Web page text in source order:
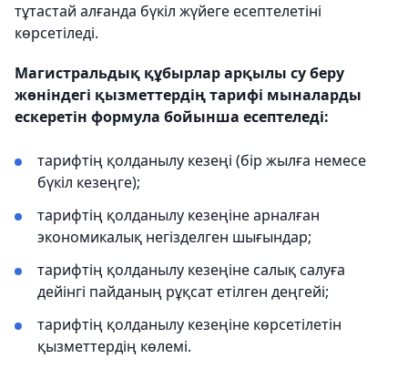
тұтастай алғанда бүкіл жүйеге есептелетіні
көрсетіледі.
Магистральдық құбырлар арқылы су беру
жөніндегі қызметтердің тарифі мыналарды
ескеретін формула бойынша есептеледі:
тарифтің қолданылу кезеңі (бір жылға немесе
бүкіл кезеңге);
тарифтің қолданылу кезеңіне арналған
экономикалық негізделген шығындар;
тарифтің қолданылу кезеңіне салық салуға
дейінгі пайданың рұқсат етілген деңгейі;
тарифтің қолданылу кезеңіне көрсетілетін
қызметтердің көлемі.